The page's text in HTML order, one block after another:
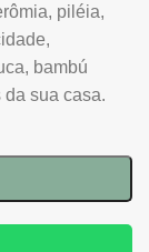
piléia,
bambú
sua casa.